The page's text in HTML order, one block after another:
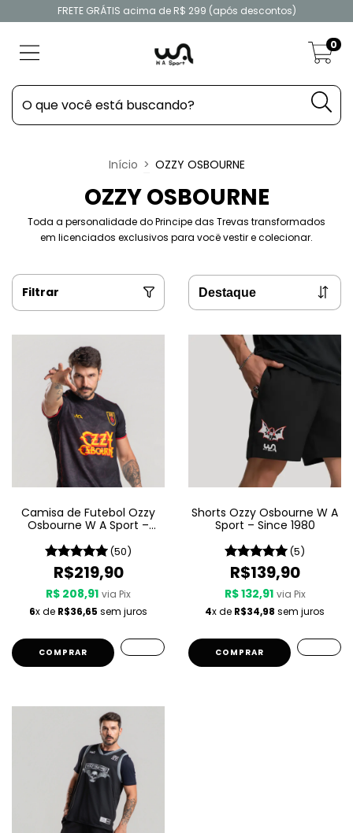
FRETE GRÁTIS acima de R$ 299 (após descontos)
0
Início > OZZY OSBOURNE
OZZY OSBOURNE
Toda a personalidade do Principe das Trevas transformados
em licenciados exclusivos para vocë vestir e colecionar.
Filtrar
Camisa de Futebol Ozzy
Osbourne W A Sport –
(50)
R$219,90
R$ 208,91 via Pix
6x de R$36,65 sem juros
COMPRAR
Shorts Ozzy Osbourne W A
Sport – Since 1980
(5)
R$139,90
R$ 132,91 via Pix
4x de R$34,98 sem juros
COMPRAR